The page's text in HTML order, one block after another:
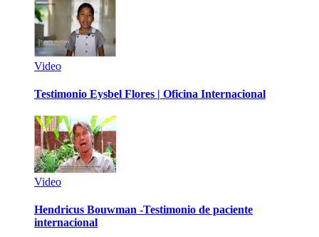
Video
Testimonio Eysbel Flores | Oficina Internacional
Video
Hendricus Bouwman -Testimonio de paciente
internacional